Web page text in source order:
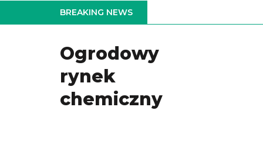
to
BREAKING NEWS
Ogrodowy
rynek
chemiczny